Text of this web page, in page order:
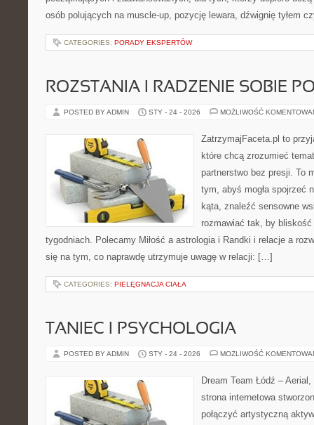
osób polujących na muscle-up, pozycję lewara, dźwignię tyłem
CATEGORIES: PORADY EKSPERTÓW
ROZSTANIA I RADZENIE SOBIE
POSTED BY ADMIN STY - 24 - 2026 MOŻLIWOŚĆ
ZatrzymajFaceta.pl to
które chcą zrozumieć
partnerstwo bez presji. To
tym, abyś mogła spojrzeć
kąta, znaleźć sensowne
rozmawiać tak, by bliskość
tygodniach. Polecamy Miłość a astrologia i Randki i relacje a
się na tym, co naprawdę utrzymuje uwagę w relacji: […]
CATEGORIES: PIELĘGNACJA CIAŁA
TANIEC I PSYCHOLOGIA
POSTED BY ADMIN STY - 24 - 2026 MOŻLIWOŚĆ
Dream Team Łódź –
strona internetowa
połączyć artystyczną